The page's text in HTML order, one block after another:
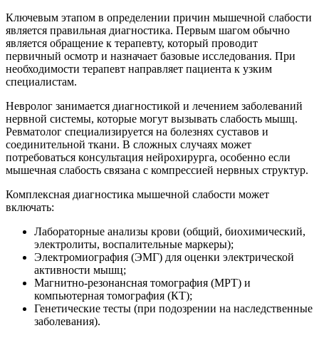
Ключевым этапом в определении причин мышечной слабости
является правильная диагностика. Первым шагом обычно
является обращение к терапевту, который проводит
первичный осмотр и назначает базовые исследования. При
необходимости терапевт направляет пациента к узким
специалистам.
Невролог занимается диагностикой и лечением заболеваний
нервной системы, которые могут вызывать слабость мышц.
Ревматолог специализируется на болезнях суставов и
соединительной ткани. В сложных случаях может
потребоваться консультация нейрохирурга, особенно если
мышечная слабость связана с компрессией нервных структур.
Комплексная диагностика мышечной слабости может
включать:
Лабораторные анализы крови (общий, биохимический,
электролиты, воспалительные маркеры);
Электромиография (ЭМГ) для оценки электрической
активности мышц;
Магнитно-резонансная томография (МРТ) и
компьютерная томография (КТ);
Генетические тесты (при подозрении на наследственные
заболевания).